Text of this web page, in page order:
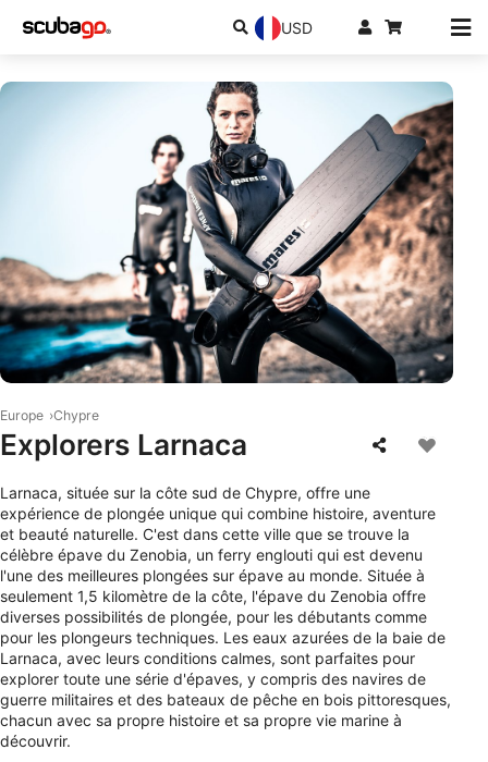
USD
Europe Chypre
Explorers Larnaca
Larnaca, située sur la côte sud de Chypre, offre une
expérience de plongée unique qui combine histoire, aventure
et beauté naturelle. C'est dans cette ville que se trouve la
célèbre épave du Zenobia, un ferry englouti qui est devenu
l'une des meilleures plongées sur épave au monde. Située à
seulement 1,5 kilomètre de la côte, l'épave du Zenobia offre
diverses possibilités de plongée, pour les débutants comme
pour les plongeurs techniques. Les eaux azurées de la baie de
Larnaca, avec leurs conditions calmes, sont parfaites pour
explorer toute une série d'épaves, y compris des navires de
guerre militaires et des bateaux de pêche en bois pittoresques,
chacun avec sa propre histoire et sa propre vie marine à
découvrir.